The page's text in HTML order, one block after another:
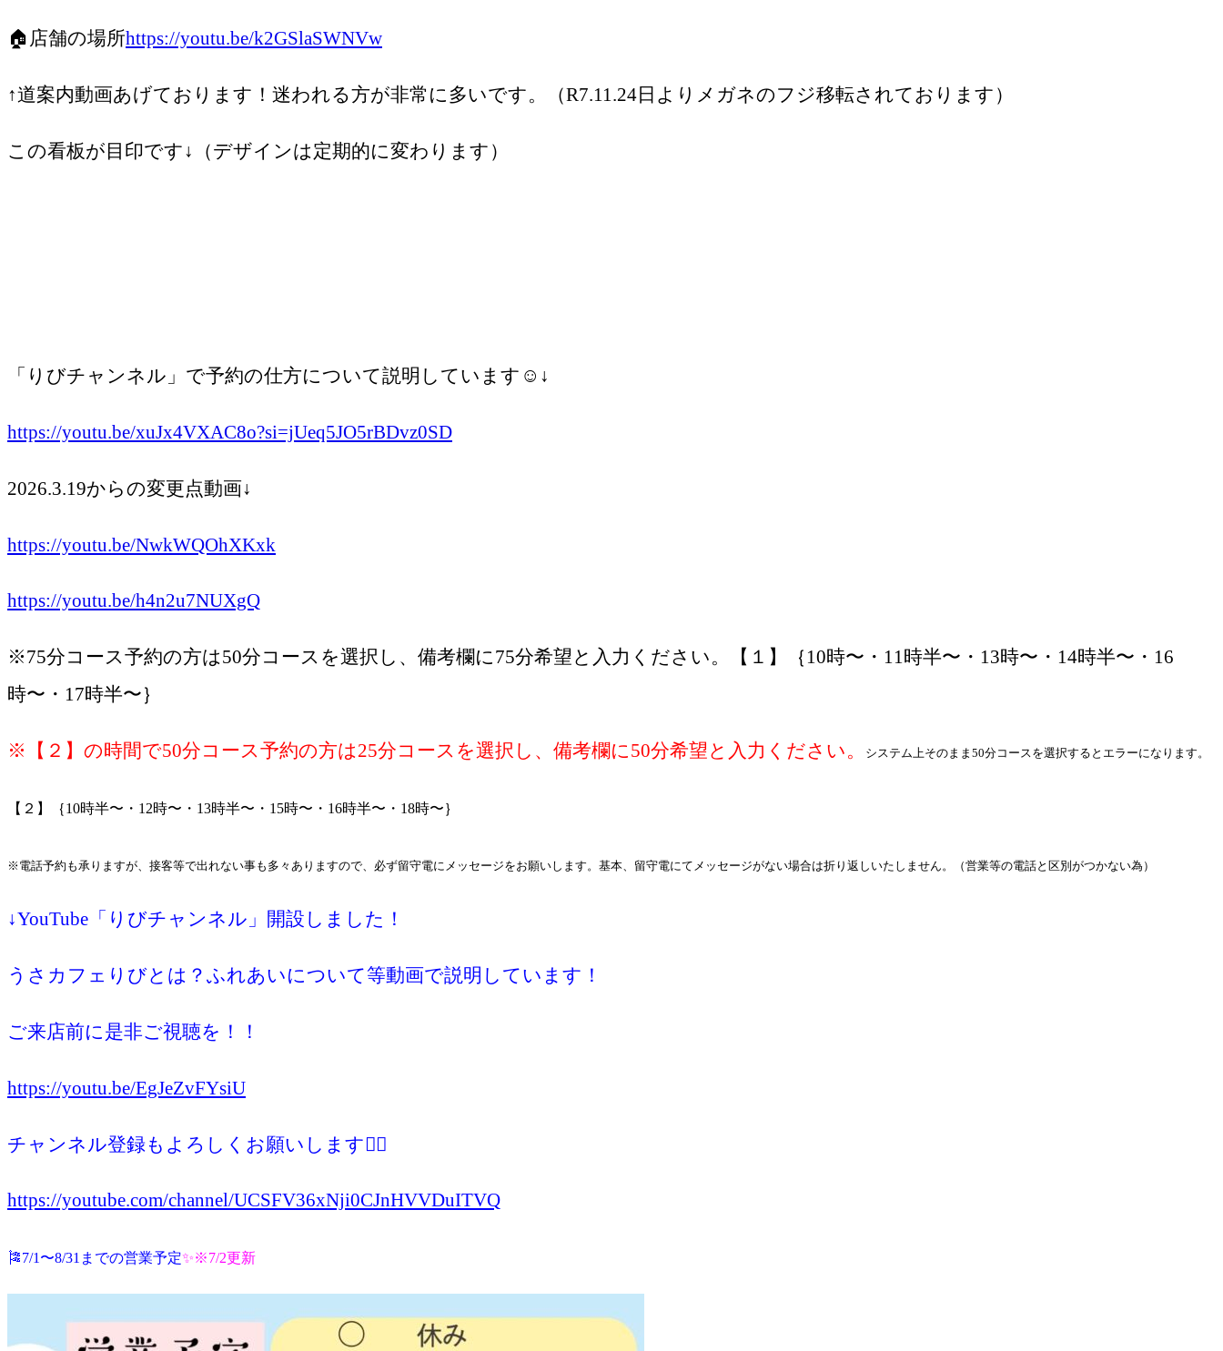
🏠店舗の場所https://youtu.be/k2GSlaSWNVw
↑道案内動画あげております！迷われる方が非常に多いです。（R7.11.24日よりメガネのフジ移転されております）
この看板が目印です↓（デザインは定期的に変わります）
「りびチャンネル」で予約の仕方について説明しています☺️↓
https://youtu.be/xuJx4VXAC8o?si=jUeq5JO5rBDvz0SD
2026.3.19からの変更点動画↓
https://youtu.be/NwkWQOhXKxk
https://youtu.be/h4n2u7NUXgQ
※75分コース予約の方は50分コースを選択し、備考欄に75分希望と入力ください。【１】｛10時〜・11時半〜・13時〜・14時半〜・16
時〜・17時半〜｝
※【２】の時間で50分コース予約の方は25分コースを選択し、備考欄に50分希望と入力ください。 システム 上そのまま50分コースを選択するとエラーになります。
【２】｛10時半〜・12時〜・13時半〜・15時〜・16時半〜・18時〜｝
※電話予約も承りますが、接客等で出れない事も多々ありますので、必ず留守電にメッセージをお願いします。基本、留守電にてメッセージがない場合は折り返しいたしません。（営業等の電話と区別がつかない為）
↓YouTube「りびチャンネル」開設しました！
うさカフェりびとは？ふれあいについて等動画で説明しています！
ご来店前に是非ご視聴を！！
https://youtu.be/EgJeZvFYsiU
チャンネル登録もよろしくお願いします🙇‍♀️
https://youtube.com/channel/UCSFV36xNji0CJnHVVDuITVQ
🎏7/1〜8/31までの営業予定✨※7/2更新